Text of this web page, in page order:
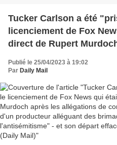
Tucker Carlson a été
licenciement de Fox
direct de Rupert
de conspiration du 6
producteur alléguant
millions de dollars de
Publié le 25/04/2023 à 19:02
Par Daily Mail